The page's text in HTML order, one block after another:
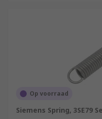
Op voorraad
Siemens Spring, 3SE79